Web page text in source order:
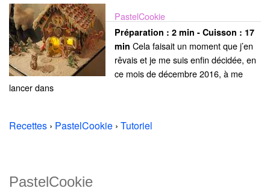
PastelCookie
Préparation : 2 min - Cuisson : 17
min Cela faisait un moment que j’en
rêvais et je me suis enfin décidée, en
ce mois de décembre 2016, à me
lancer dans
Recettes › PastelCookie › Tutoriel
PastelCookie